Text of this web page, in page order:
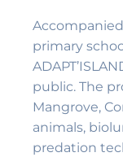
primary
public. The
Mangrove,
animals,
predation